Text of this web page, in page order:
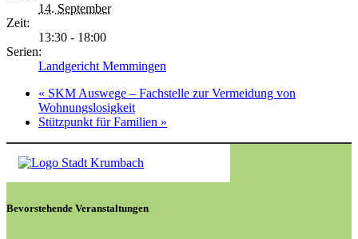
14. September
Zeit:
13:30 - 18:00
Serien:
Landgericht Memmingen
« SKM Auswege – Fachstelle zur Vermeidung von
Wohnungslosigkeit
Stützpunkt für Familien »
Bevorstehende Veranstaltungen